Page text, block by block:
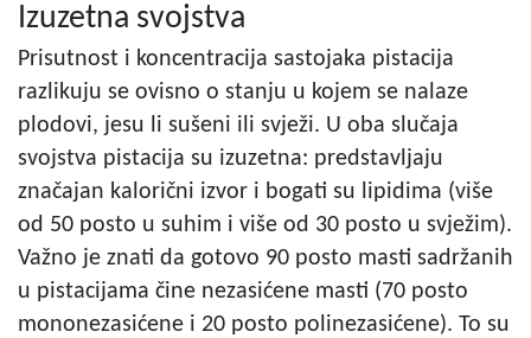
Izuzetna svojstva
Prisutnost i koncentracija sastojaka pistacija
razlikuju se ovisno o stanju u kojem se nalaze
plodovi, jesu li sušeni ili svježi. U oba slučaja
svojstva pistacija su izuzetna: predstavljaju
značajan kalorični izvor i bogati su lipidima (više
od 50 posto u suhim i više od 30 posto u svježim).
Važno je znati da gotovo 90 posto masti sadržanih
u pistacijama čine nezasićene masti (70 posto
mononezasićene i 20 posto polinezasićene). To su